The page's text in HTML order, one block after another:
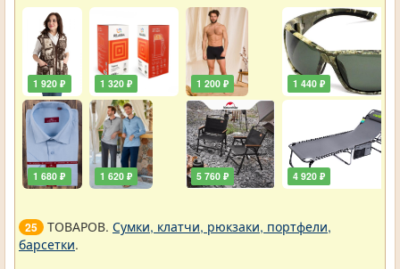
1 920 ₽
1 680 ₽
1 320 ₽
1 620 ₽
1 200 ₽
5 760 ₽
1 440 ₽
4 920 ₽
25 ТОВАРОВ. Сумки, клатчи, рюкзаки, портфели,
барсетки.